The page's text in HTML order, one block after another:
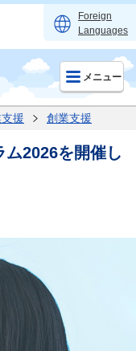
Foreign
Languages
メニュー
援 創業支援
2026を開催し